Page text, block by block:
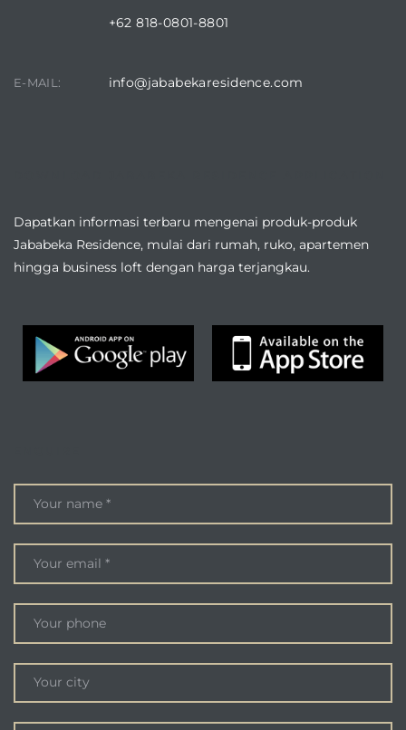
+62 818-0801-8801
E-MAIL: info@jababekaresidence.com
Dapatkan informasi terbaru mengenai produk-produk
Jababeka Residence, mulai dari rumah, ruko, apartemen
hingga business loft dengan harga terjangkau.